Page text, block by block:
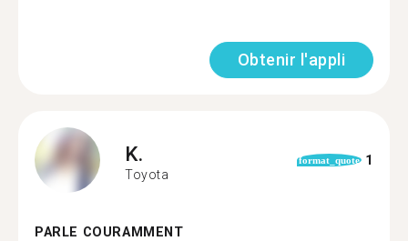
Obtenir l'appli
K.
Toyota
format_quote 1
PARLE COURAMMENT